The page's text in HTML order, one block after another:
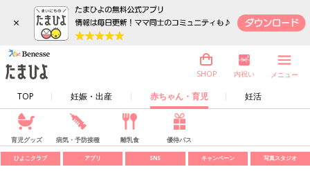
×
TOP 妊娠・出産 赤ちゃん・育児 妊活
SHOP 内祝い メニュー
育児グッズ 病気・予防接種 離乳食 優待パス
ひよこクラブ アプリ SNS キャンペーン 写真スタジオ